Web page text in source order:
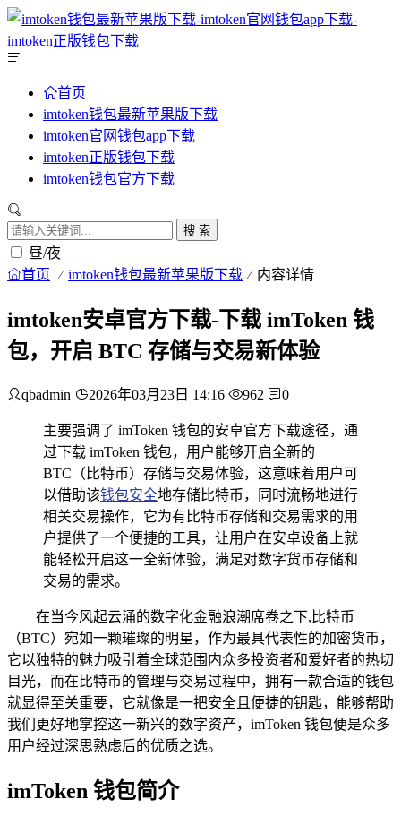
首页
imtoken钱包最新苹果版下载
imtoken官网钱包app下载
imtoken正版钱包下载
imtoken钱包官方下载
搜 索
昼/夜
首页 imtoken钱包最新苹果版下载 内容详情
imtoken安卓官方下载-下载 imToken 钱
包，开启 BTC 存储与交易新体验
qbadmin 2026年03月23日 14:16 962 0
主要强调了 imToken 钱包的安卓官方下载途径，通
过下载 imToken 钱包，用户能够开启全新的
BTC（比特币）存储与交易体验，这意味着用户可
以借助该钱包安全地存储比特币，同时流畅地进行
相关交易操作，它为有比特币存储和交易需求的用
户提供了一个便捷的工具，让用户在安卓设备上就
能轻松开启这一全新体验，满足对数字货币存储和
交易的需求。
在当今风起云涌的数字化金融浪潮席卷之下,比特币
（BTC）宛如一颗璀璨的明星，作为最具代表性的加密货币，
它以独特的魅力吸引着全球范围内众多投资者和爱好者的热切
目光，而在比特币的管理与交易过程中，拥有一款合适的钱包
就显得至关重要，它就像是一把安全且便捷的钥匙，能够帮助
我们更好地掌控这一新兴的数字资产，imToken 钱包便是众多
用户经过深思熟虑后的优质之选。
imToken 钱包简介